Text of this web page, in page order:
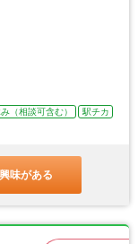
（相談可含む）
駅チカ
味がある